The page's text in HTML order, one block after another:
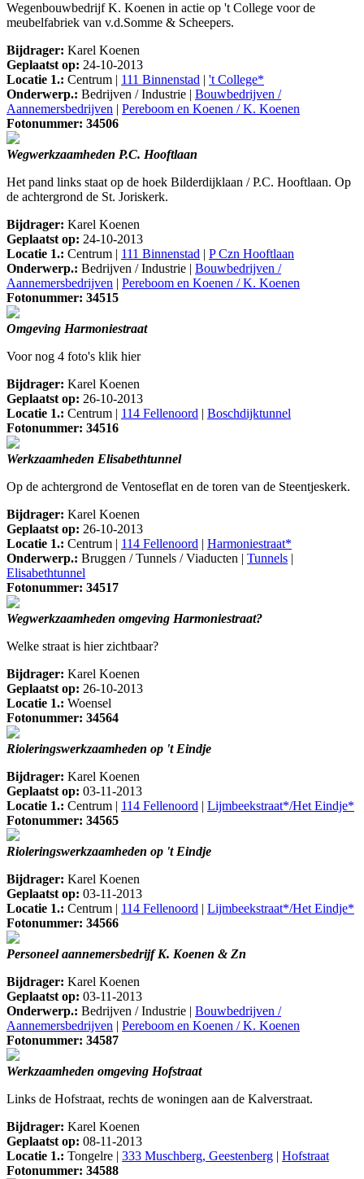
Wegenbouwbedrijf K. Koenen in actie op 't College voor de
meubelfabriek van v.d.Somme & Scheepers.
Bijdrager: Karel Koenen
Geplaatst op: 24-10-2013
Locatie 1.: Centrum | 111 Binnenstad | 't College*
Onderwerp.: Bedrijven / Industrie | Bouwbedrijven /
Aannemersbedrijven | Pereboom en Koenen / K. Koenen
Fotonummer: 34506
Wegwerkzaamheden P.C. Hooftlaan
Het pand links staat op de hoek Bilderdijklaan / P.C. Hooftlaan. Op
de achtergrond de St. Joriskerk.
Bijdrager: Karel Koenen
Geplaatst op: 24-10-2013
Locatie 1.: Centrum | 111 Binnenstad | P Czn Hooftlaan
Onderwerp.: Bedrijven / Industrie | Bouwbedrijven /
Aannemersbedrijven | Pereboom en Koenen / K. Koenen
Fotonummer: 34515
Omgeving Harmoniestraat
Voor nog 4 foto's klik hier
Bijdrager: Karel Koenen
Geplaatst op: 26-10-2013
Locatie 1.: Centrum | 114 Fellenoord | Boschdijktunnel
Fotonummer: 34516
Werkzaamheden Elisabethtunnel
Op de achtergrond de Ventoseflat en de toren van de Steentjeskerk.
Bijdrager: Karel Koenen
Geplaatst op: 26-10-2013
Locatie 1.: Centrum | 114 Fellenoord | Harmoniestraat*
Onderwerp.: Bruggen / Tunnels / Viaducten | Tunnels |
Elisabethtunnel
Fotonummer: 34517
Wegwerkzaamheden omgeving Harmoniestraat?
Welke straat is hier zichtbaar?
Bijdrager: Karel Koenen
Geplaatst op: 26-10-2013
Locatie 1.: Woensel
Fotonummer: 34564
Rioleringswerkzaamheden op 't Eindje
Bijdrager: Karel Koenen
Geplaatst op: 03-11-2013
Locatie 1.: Centrum | 114 Fellenoord | Lijmbeekstraat*/Het Eindje*
Fotonummer: 34565
Rioleringswerkzaamheden op 't Eindje
Bijdrager: Karel Koenen
Geplaatst op: 03-11-2013
Locatie 1.: Centrum | 114 Fellenoord | Lijmbeekstraat*/Het Eindje*
Fotonummer: 34566
Personeel aannemersbedrijf K. Koenen & Zn
Bijdrager: Karel Koenen
Geplaatst op: 03-11-2013
Onderwerp.: Bedrijven / Industrie | Bouwbedrijven /
Aannemersbedrijven | Pereboom en Koenen / K. Koenen
Fotonummer: 34587
Werkzaamheden omgeving Hofstraat
Links de Hofstraat, rechts de woningen aan de Kalverstraat.
Bijdrager: Karel Koenen
Geplaatst op: 08-11-2013
Locatie 1.: Tongelre | 333 Muschberg, Geestenberg | Hofstraat
Fotonummer: 34588